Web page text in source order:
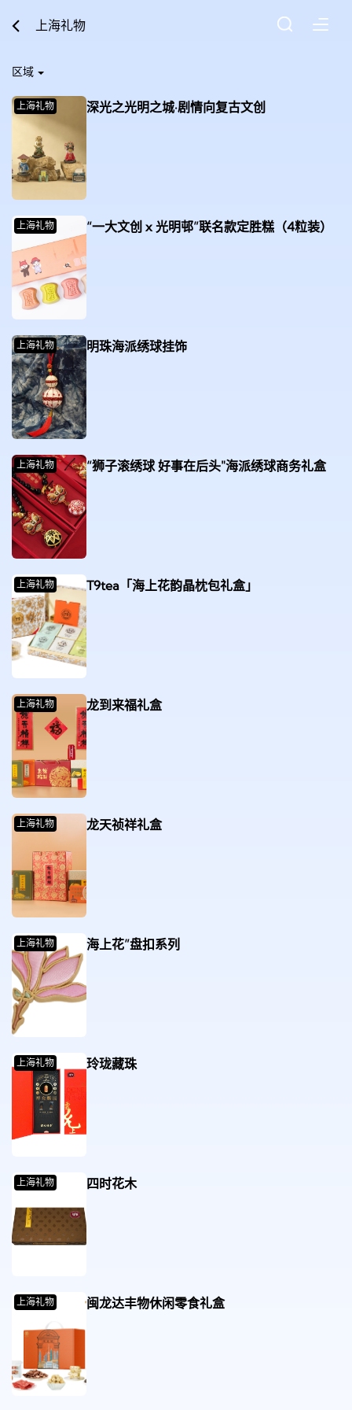
上海礼物
区域
深光之光明之城·剧情向复古文创
上海礼物
“一大文创 x 光明邨”联名款定胜糕（4粒装）
上海礼物
明珠海派绣球挂饰
上海礼物
“狮子滚绣球 好事在后头"海派绣球商务礼盒
上海礼物
T9tea「海上花韵晶枕包礼盒」
上海礼物
龙到来福礼盒
上海礼物
龙天祯祥礼盒
上海礼物
海上花”盘扣系列
上海礼物
玲珑藏珠
上海礼物
四时花木
上海礼物
闽龙达丰物休闲零食礼盒
上海礼物